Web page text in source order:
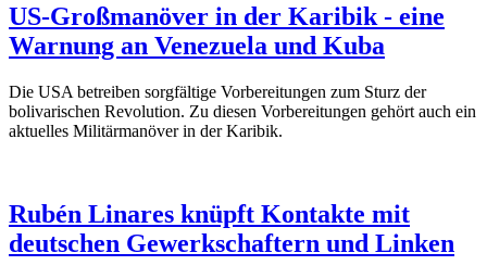
US-Großmanöver in der Karibik - eine
Warnung an Venezuela und Kuba
Die USA betreiben sorgfältige Vorbereitungen zum Sturz der
bolivarischen Revolution. Zu diesen Vorbereitungen gehört auch ein
aktuelles Militärmanöver in der Karibik.
Rubén Linares knüpft Kontakte mit
deutschen Gewerkschaftern und Linken